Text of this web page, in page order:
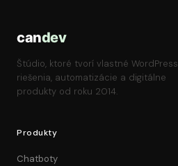
candev
Štúdio, ktoré tvorí vlastné WordPress
riešenia, automatizácie a digitálne
produkty od roku 2014.
Produkty
Chatboty